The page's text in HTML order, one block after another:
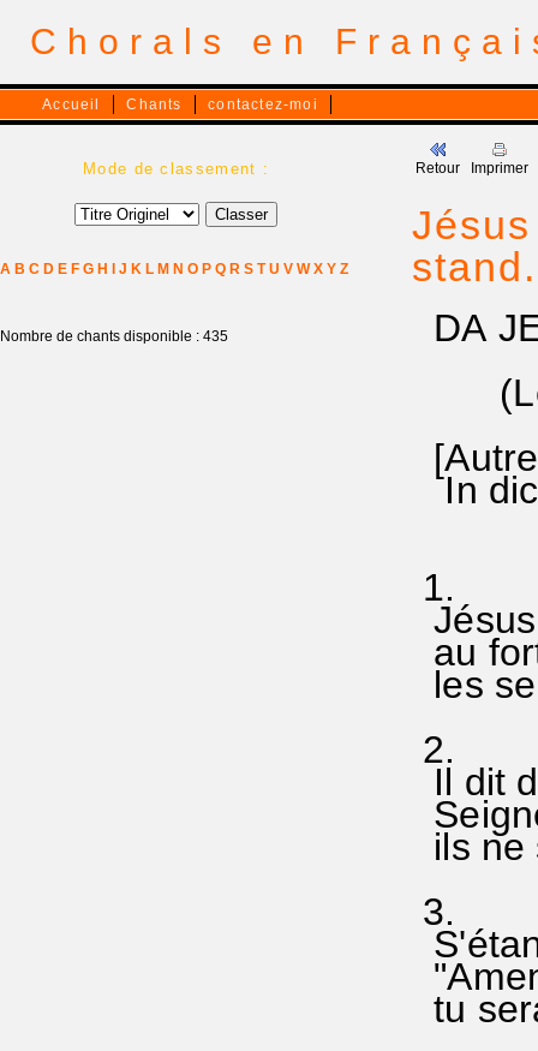
Chorals en
Accueil Chants contactez-moi
Mode de classement :
A B C D E F G H J K L M N O P Q R S T U V W X Y Z
Nombre de chants disponible : 435
Retour Imprimer
DA
(Les
In
1.
au
les
2.
Il dit
ils ne
3.
tu